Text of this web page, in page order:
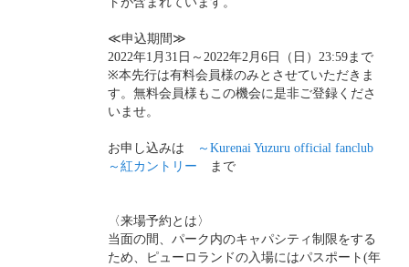
≪申込期間 ≫
2022年1 月 31 日～ 2022年2月 6 日（日） 23:59まで
※本先行は有料会員様のみとさせていただきま
す。無料会員様もこの機会に是非ご登録くださ
いませ。
お申し込みは ～ Kurenai Yuzuru official fanclub
～紅カントリー まで
〈来場予約とは〉
当面の間、パーク内のキャパシティ制限をする
ため、ピューロランドの入場にはパスポート (年